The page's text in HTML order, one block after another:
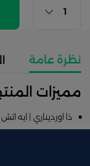
نظرة عامة
مميزات
ذا اورديناري | ايه اتش